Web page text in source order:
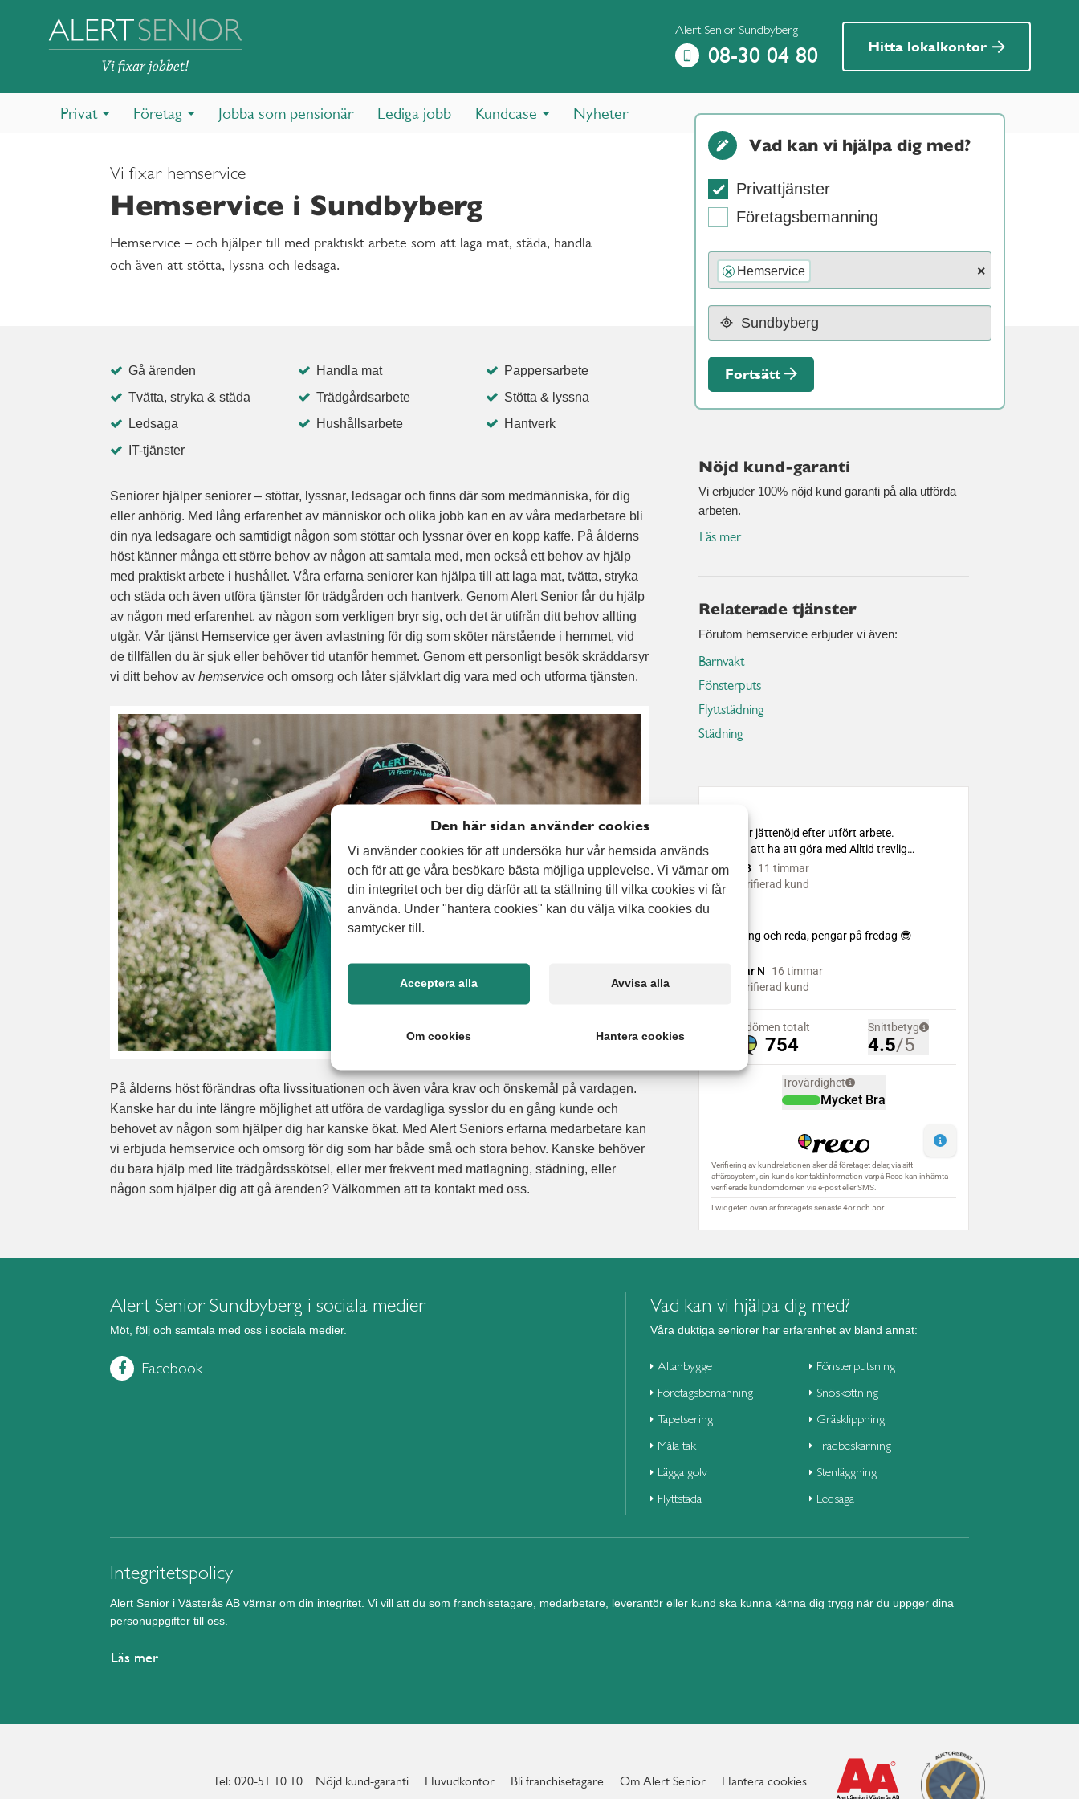
Alert Senior Sundbyberg
08-30 04 80 Hitta lokalkontor
Privat Företag Jobba som pensionär Lediga jobb Kundcase Nyheter
Vi fixar hemservice
Hemservice i Sundbyberg
Hemservice – och hjälper till med praktiskt arbete som att laga mat, städa, handla
och även att stötta, lyssna och ledsaga.
Vad kan vi hjälpa dig med?
Privattjänster
Företagsbemanning
×
× Hemservice
Fortsätt
Gå ärenden Handla mat
Pappersarbete
Tvätta, stryka & städa
Trädgårdsarbete
Stötta & lyssna
Ledsaga
Hushållsarbete
Hantverk
IT-tjänster
Seniorer hjälper seniorer – stöttar, lyssnar, ledsagar och finns där som medmänniska, för dig
eller anhörig. Med lång erfarenhet av människor och olika jobb kan en av våra medarbetare bli
din nya ledsagare och samtidigt någon som stöttar och lyssnar över en kopp kaffe. På ålderns
höst känner många ett större behov av någon att samtala med, men också ett behov av hjälp
med praktiskt arbete i hushållet. Våra erfarna seniorer kan hjälpa till att laga mat, tvätta, stryka
och städa och även utföra tjänster för trädgården och hantverk. Genom Alert Senior får du hjälp
av någon med erfarenhet, av någon som verkligen bryr sig, och det är utifrån ditt behov allting
utgår. Vår tjänst Hemservice ger även avlastning för dig som sköter närstående i hemmet, vid
de tillfällen du är sjuk eller behöver tid utanför hemmet. Genom ett personligt besök skräddarsyr
vi ditt behov av hemservice och omsorg och låter självklart dig vara med och utforma tjänsten.
På ålderns höst förändras ofta livssituationen och även våra krav och önskemål på vardagen.
Kanske har du inte längre möjlighet att utföra de vardagliga sysslor du en gång kunde och
behovet av någon som hjälper dig har kanske ökat. Med Alert Seniors erfarna medarbetare kan
vi erbjuda hemservice och omsorg för dig som har både små och stora behov. Kanske behöver
du bara hjälp med lite trädgårdsskötsel, eller mer frekvent med matlagning, städning, eller
någon som hjälper dig att gå ärenden? Välkommen att ta kontakt med oss.
Nöjd kund-garanti
Vi erbjuder 100% nöjd kund garanti på alla utförda
arbeten.
Läs mer
Relaterade tjänster
Förutom hemservice erbjuder vi även:
Barnvakt
Fönsterputs
Flyttstädning
Städning
Alert Senior Sundbyberg i sociala medier
Möt, följ och samtala med oss i sociala medier.
Facebook
Vad kan vi hjälpa dig med?
Våra duktiga seniorer har erfarenhet av bland annat:
Altanbygge
Företagsbemanning
Tapetsering
Måla tak
Lägga golv
Flyttstäda
Fönsterputsning
Snöskottning
Gräsklippning
Trädbeskärning
Stenläggning
Ledsaga
Integritetspolicy
Alert Senior i Västerås AB värnar om din integritet. Vi vill att du som franchisetagare, medarbetare, leverantör eller kund ska kunna känna dig trygg när du uppger dina
personuppgifter till oss.
Läs mer
Tel: 020-51 10 10 Nöjd kund-garanti Huvudkontor Bli franchisetagare Om Alert Senior Hantera cookies
Den här sidan använder cookies
Vi använder cookies för att undersöka hur vår hemsida används
och för att ge våra besökare bästa möjliga upplevelse. Vi värnar om
din integritet och ber dig därför att ta ställning till vilka cookies vi får
använda. Under "hantera cookies" kan du välja vilka cookies du
samtycker till.
Acceptera alla Avvisa alla
Om cookies Hantera cookies